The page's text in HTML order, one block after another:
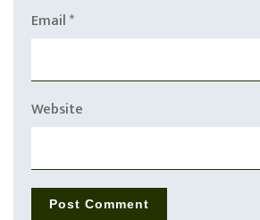
Email*
Website